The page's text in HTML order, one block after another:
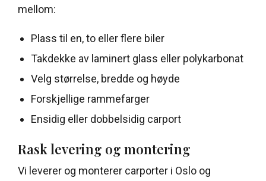
mellom:
Plass til en, to eller flere biler
Takdekke av laminert glass eller polykarbonat
Velg størrelse, bredde og høyde
Forskjellige rammefarger
Ensidig eller dobbelsidig carport
Rask levering og montering
Vi leverer og monterer carporter i Oslo og